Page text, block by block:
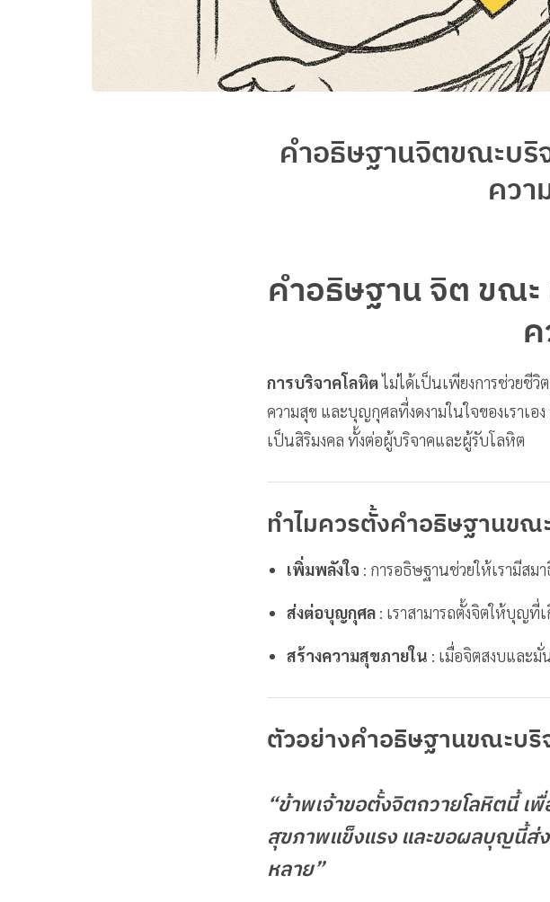
คำอธิษฐานจิตขณะบริ
ควา
คำอธิษฐาน จิต ขณ
การบริจาคโลหิตไม่ได้เป็นเพียงการช่วยชีวิ
ความสุข และบุญกุศลที่งดงามในใจของเราเอ
เป็นสิริมงคล ทั้งต่อผู้บริจาคและผู้รับโลหิต
ทำไมควรตั้งคำอธิษฐานขณ
เพิ่มพลังใจ : การอธิษฐานช่วยให้เรามีสม
ส่งต่อบุญกุศล: เราสามารถตั้งจิตให้บุญที่
สร้างความสุขภายใน : เมื่อจิตสงบและมั่
ตัวอย่างคำอธิษฐานขณะบริ
“ข้าพเจ้าขอตั้งจิตถวายโลหิตนี้
สุขภาพแข็งแรง และขอผลบุญนี้
หลาย”